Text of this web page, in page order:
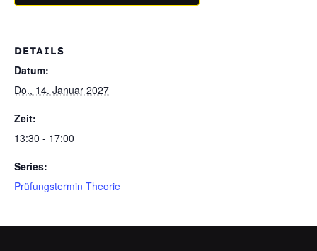
DETAILS
Datum:
Do., 14. Januar 2027
Zeit:
13:30 - 17:00
Series:
Prüfungstermin Theorie